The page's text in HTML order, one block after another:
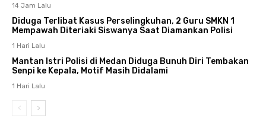
14 Jam Lalu
Diduga Terlibat Kasus Perselingkuhan, 2 Guru SMKN 1
Mempawah Diteriaki Siswanya Saat Diamankan Polisi
1 Hari Lalu
Mantan Istri Polisi di Medan Diduga Bunuh Diri Tembakan
Senpi ke Kepala, Motif Masih Didalami
1 Hari Lalu